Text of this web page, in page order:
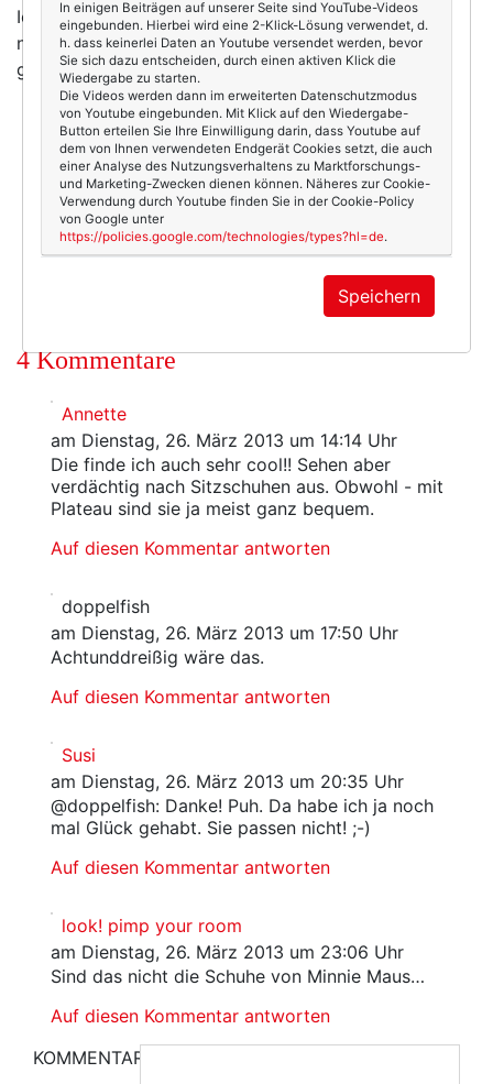
Ich liebe sie. (Welcher deutschen Größe entspricht
noch mal US-Größe 7,5? Ach nein, ich will das lieber
gar nicht wissen.)
5684
4
Beauty & Fashion
26.03.2013
80er,grunge,schuhe,vintage
4 Kommentare
Annette
am Dienstag, 26. März 2013 um 14:14 Uhr
Die finde ich auch sehr cool!! Sehen aber
verdächtig nach Sitzschuhen aus. Obwohl - mit
Plateau sind sie ja meist ganz bequem.
Auf diesen Kommentar antworten
doppelfish
am Dienstag, 26. März 2013 um 17:50 Uhr
Achtunddreißig wäre das.
Auf diesen Kommentar antworten
Susi
am Dienstag, 26. März 2013 um 20:35 Uhr
@doppelfish: Danke! Puh. Da habe ich ja noch
mal Glück gehabt. Sie passen nicht! ;-)
Auf diesen Kommentar antworten
look! pimp your room
am Dienstag, 26. März 2013 um 23:06 Uhr
Sind das nicht die Schuhe von Minnie Maus…
Auf diesen Kommentar antworten
KOMMENTAR
In einigen Beiträgen auf unserer Seite sind YouTube-Videos
eingebunden. Hierbei wird eine 2-Klick-Lösung verwendet, d.
h. dass keinerlei Daten an Youtube versendet werden, bevor
Sie sich dazu entscheiden, durch einen aktiven Klick die
Wiedergabe zu starten.
Die Videos werden dann im erweiterten Datenschutzmodus
von Youtube eingebunden. Mit Klick auf den Wiedergabe-
Button erteilen Sie Ihre Einwilligung darin, dass Youtube auf
dem von Ihnen verwendeten Endgerät Cookies setzt, die auch
einer Analyse des Nutzungsverhaltens zu Marktforschungs-
und Marketing-Zwecken dienen können. Näheres zur Cookie-
Verwendung durch Youtube finden Sie in der Cookie-Policy
von Google unter
https://policies.google.com/technologies/types?hl=de.
Speichern